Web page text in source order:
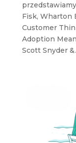
Fisk, Wharton
Customer
Adoption
Scott Snyder